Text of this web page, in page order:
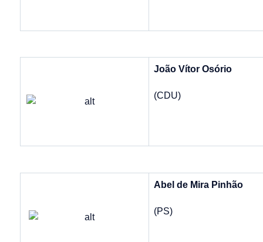
João Vítor Osório
(CDU)
Abel de Mira Pinhão
(PS)